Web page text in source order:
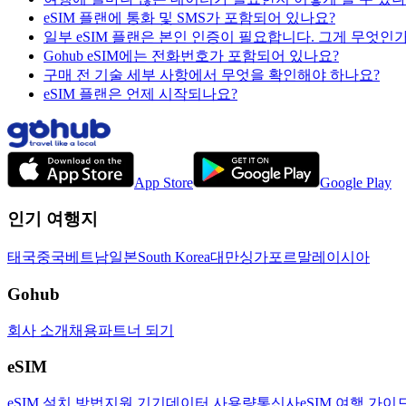
eSIM 플랜에 통화 및 SMS가 포함되어 있나요?
일부 eSIM 플랜은 본인 인증이 필요합니다. 그게 무엇인
Gohub eSIM에는 전화번호가 포함되어 있나요?
구매 전 기술 세부 사항에서 무엇을 확인해야 하나요?
eSIM 플랜은 언제 시작되나요?
App Store Google Play
인기 여행지
태국중국베트남일본South Korea대만싱가포르말레이시아
Gohub
회사 소개 채용파트너 되기
eSIM
eSIM 설치 방법지원 기기 데이터 사용량통신사eSIM 여행 가이